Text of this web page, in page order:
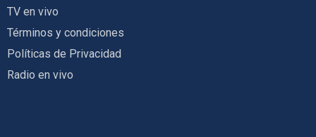
TV en vivo
Términos y condiciones
Políticas de Privacidad
Radio en vivo